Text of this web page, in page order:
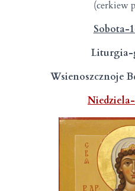
(cerkiew
Sobota-
Liturgia-
Wsienoszcznoje
Niedziela-